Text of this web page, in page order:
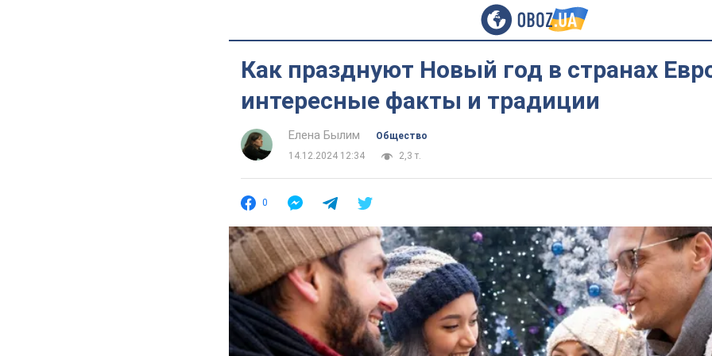
Как празднуют Новый год в странах
интересные факты и традиции
Елена Былим
Общество
14.12.2024 12:34
2,3 т.
0